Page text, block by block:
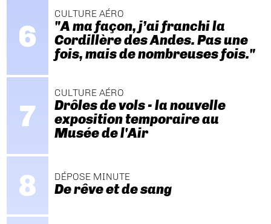
CULTURE AÉRO
"A ma façon, j’ai franchi la
Cordillère des Andes. Pas une
fois, mais de nombreuses fois."
CULTURE AÉRO
Drôles de vols - la nouvelle
exposition temporaire au
Musée de l'Air
DÉPOSE MINUTE
De rêve et de sang